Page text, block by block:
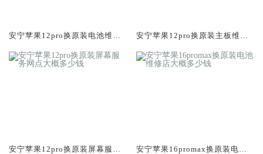
安宁苹果12pro换原装电池维修
安宁苹果12pro换原装主板维修
安宁苹果12pro换原装屏幕服务
安宁苹果16promax换原装电池